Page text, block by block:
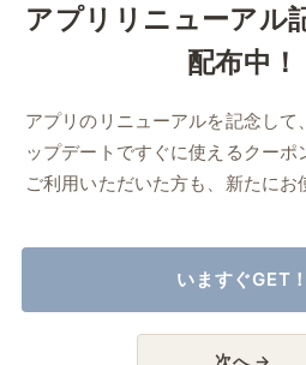
2026年4月17日(金)
アプリリニューアル
配布中！
アプリのリニューアルを記念して
ップデートですぐに使えるクーポ
ご利用いただいた方も、新たにお
いますぐGET！
次へ →